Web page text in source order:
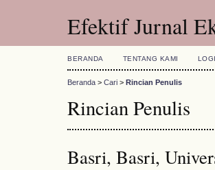
Efektif Jurnal
BERANDA TENTANG KAMI
Beranda > Cari > Rincian Penulis
Rincian Penulis
Basri, Basri,